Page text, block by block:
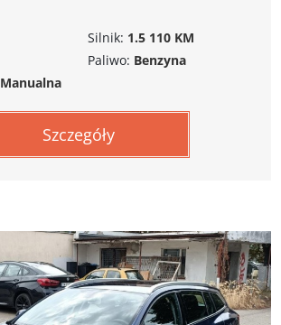
Silnik: 1.5 110 KM
Paliwo: Benzyna
Manualna
Szczegóły